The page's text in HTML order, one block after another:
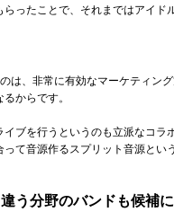
ったことで、それまではアイド
は、非常に有効なマーケティン
からです。
ブを行うというのも立派なコ
て音源作るスプリット音源とい
う分野のバンドも候補